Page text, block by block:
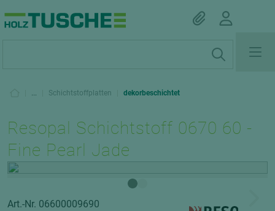
... Schichtstoffplatten dekorbeschichtet
Resopal Schichtstoff 0670 60 -
Fine Pearl Jade
Art.-Nr. 06600009690